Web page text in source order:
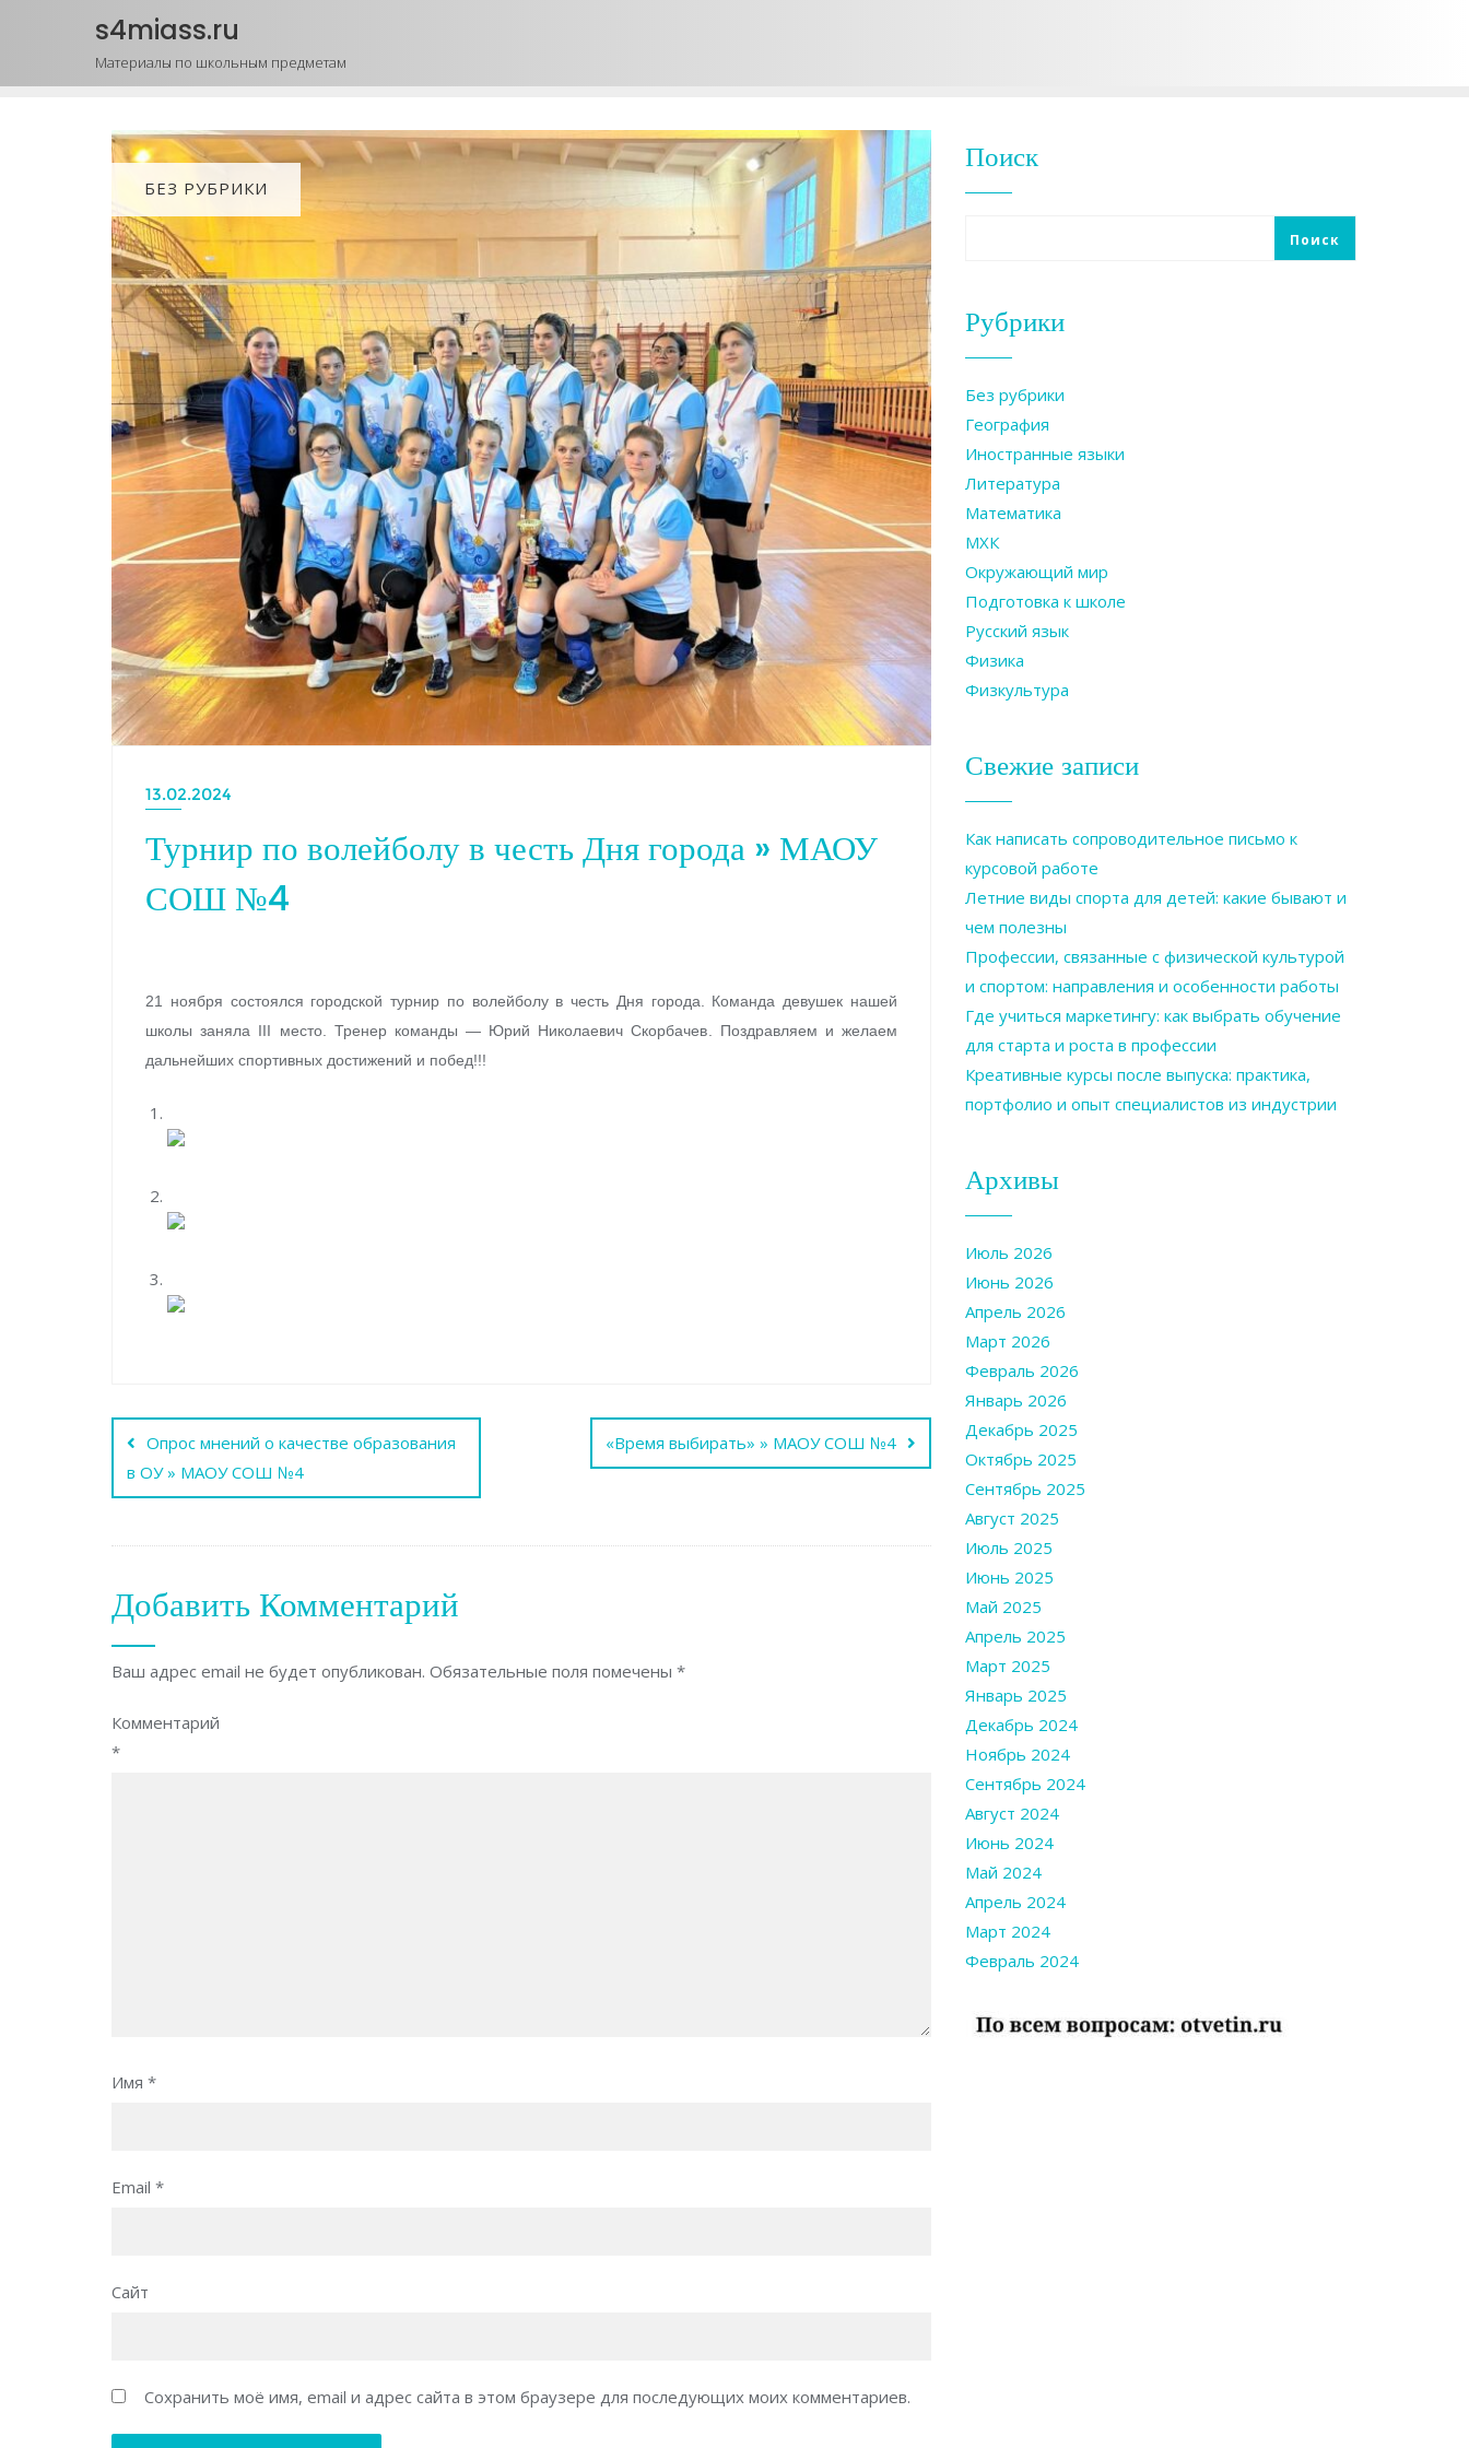
содержимому
s4miass.ru
Материалы по школьным предметам
БЕЗ РУБРИКИ
13.02.2024
Турнир по волейболу в честь Дня города » МАОУ
СОШ №4
21 ноября состоялся городской турнир по волейболу в честь Дня города. Команда девушек нашей
школы заняла III место. Тренер команды — Юрий Николаевич Скорбачев. Поздравляем и желаем
дальнейших спортивных достижений и побед!!!
Навигация
по
записям
Опрос мнений о качестве образования
в ОУ » МАОУ СОШ №4
«Время выбирать» » МАОУ СОШ №4
Добавить Комментарий
Ваш адрес email не будет опубликован. Обязательные поля помечены *
Комментарий
*
Имя *
Email *
Сайт
Сохранить моё имя, email и адрес сайта в этом браузере для последующих моих комментариев.
Поиск
Поиск
Рубрики
Без рубрики
География
Иностранные языки
Литература
Математика
МХК
Окружающий мир
Подготовка к школе
Русский язык
Физика
Физкультура
Свежие записи
Как написать сопроводительное письмо к
курсовой работе
Летние виды спорта для детей: какие бывают и
чем полезны
Профессии, связанные с физической культурой
и спортом: направления и особенности работы
Где учиться маркетингу: как выбрать обучение
для старта и роста в профессии
Креативные курсы после выпуска: практика,
портфолио и опыт специалистов из индустрии
Архивы
Июль 2026
Июнь 2026
Апрель 2026
Март 2026
Февраль 2026
Январь 2026
Декабрь 2025
Октябрь 2025
Сентябрь 2025
Август 2025
Июль 2025
Июнь 2025
Май 2025
Апрель 2025
Март 2025
Январь 2025
Декабрь 2024
Ноябрь 2024
Сентябрь 2024
Август 2024
Июнь 2024
Май 2024
Апрель 2024
Март 2024
Февраль 2024